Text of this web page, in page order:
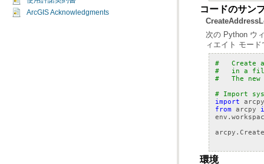
ArcGIS Acknowledgments
コードのサン
ィエイト モー
#   Create
#   in a file
#   The
# Import
import arcpy
from arcpy
env .
arcpy .
環境